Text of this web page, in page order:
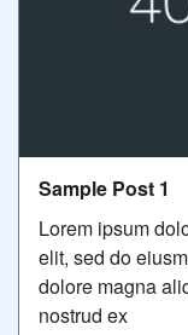
Sample Post 1
Lorem ipsum
elit, sed do
dolore magna
nostrud ex